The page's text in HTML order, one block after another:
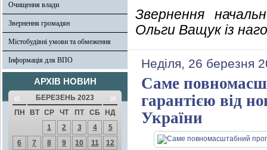
Очищення влади
Звернення громадян
Містобудівні умови та обмеження
Інформація для ВПО
АРХІВ НОВИН
« БЕРЕЗЕНЬ 2023 »
ПН ВТ СР ЧТ ПТ СБ
НД
1
2 3 4
5
6
7 8 9 10 11
12
Звернення
Ольги Ващук із
Неділя, 26 березня
Саме
гарантією від
України